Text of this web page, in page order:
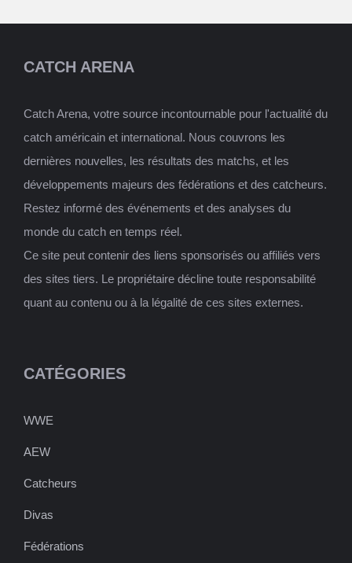
CATCH ARENA
Catch Arena, votre source incontournable pour l'actualité du
catch américain et international. Nous couvrons les
dernières nouvelles, les résultats des matchs, et les
développements majeurs des fédérations et des catcheurs.
Restez informé des événements et des analyses du
monde du catch en temps réel.
Ce site peut contenir des liens sponsorisés ou affiliés vers
des sites tiers. Le propriétaire décline toute responsabilité
quant au contenu ou à la légalité de ces sites externes.
CATÉGORIES
WWE
AEW
Catcheurs
Divas
Fédérations